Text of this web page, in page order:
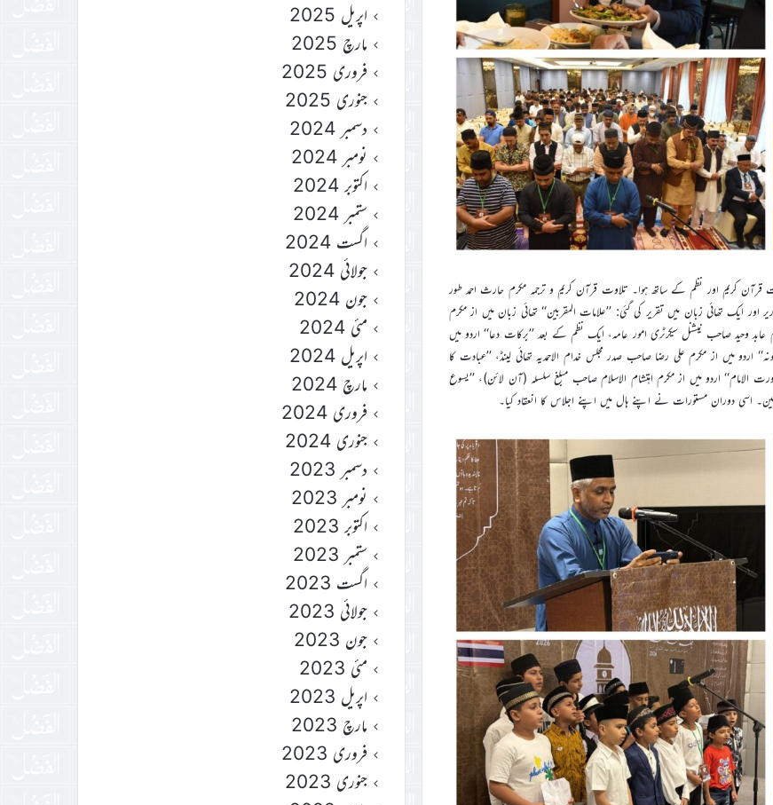
کریم اور نظم کے ساتھ ہوا۔ تلاوت قرآن کریم و ترجمہ مکرم حارث احمد طور
عارف احمد صاحب نے پیش کی۔ اس اجلاس میں ۶؍اُردو تقاریر اور ایک تھائی زبان میں تقریر کی گئی: ’’علامات المقربین‘‘ تھائی زبان میں از مکرم
عابد وحید صاحب نیشنل سیکرٹری امور عامہ، ایک نظم کے بعد ’’برکات دعا‘‘ اردو میں
میں از مکرم علی رضا صاحب صدر مجلس خدام الاحمدیہ تھائی لینڈ، ’’عبادت کا
الامام‘‘ اردو میں از مکرم اہتشام الاسلام صاحب مبلغ سلسلہ (آن لائن)، ’’یسوع
اسی دوران مستورات نے اپنے ہال میں اپنے اجلاس کا انعقاد کیا۔
اپریل 2025
مارچ 2025
فروری 2025
جنوری 2025
دسمبر 2024
نومبر 2024
اکتوبر 2024
ستمبر 2024
اگست 2024
جولائی 2024
جون 2024
مئی 2024
اپریل 2024
مارچ 2024
فروری 2024
جنوری 2024
دسمبر 2023
نومبر 2023
اکتوبر 2023
ستمبر 2023
اگست 2023
جولائی 2023
جون 2023
مئی 2023
اپریل 2023
مارچ 2023
فروری 2023
جنوری 2023